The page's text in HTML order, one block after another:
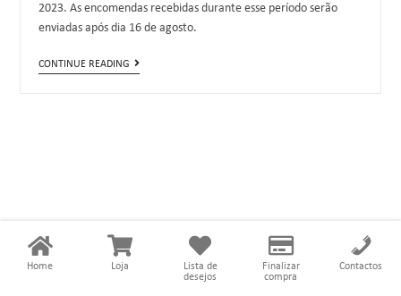
2023. As encomendas recebidas durante esse período serão
enviadas após dia 16 de agosto.
CONTINUE READING
Home Loja
Lista de
desejos
Finalizar
compra
Contactos